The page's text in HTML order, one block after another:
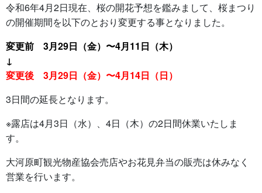
令和6年4月2日現在、桜の開花予想を鑑みまして、桜まつり
の開催期間を以下のとおり変更する事となりました。
変更前 3月29日（金）〜4月11日（木）
↓
変更後 3月29日（金）〜4月14日（日）
3日間の延長となります。
※露店は4月3日（水）、4日（木）の2日間休業いたしま
す。
大河原町観光物産協会売店やお花見弁当の販売は休みなく
営業を行います。